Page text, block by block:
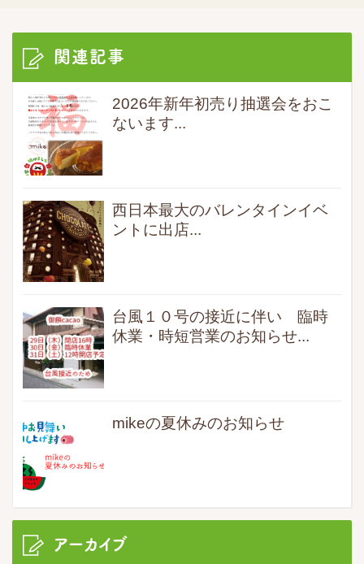
関連記事
2026年新年初売り抽選会をおこ
ないます...
西日本最大のバレンタインイベ
ントに出店...
台風１０号の接近に伴い 臨時
休業・時短営業のお知らせ...
mikeの夏休みのお知らせ
アーカイブ